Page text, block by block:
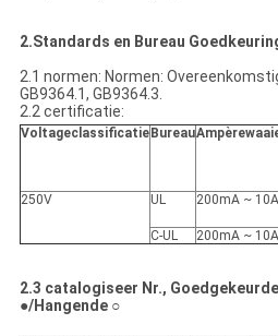
2.Standards en Bureau
2.1 normen: Normen:
GB9364.1, GB9364.3.
2.2 certificatie:
Voltageclassificatie Bureau
250V UL 200mA ~ 10A
C-UL 200mA ~ 10A
2.3 catalogiseer Nr.,
●/Hangende ○